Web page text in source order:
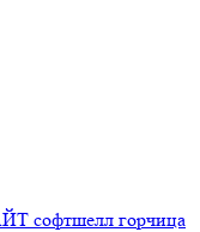
софтшелл горчица